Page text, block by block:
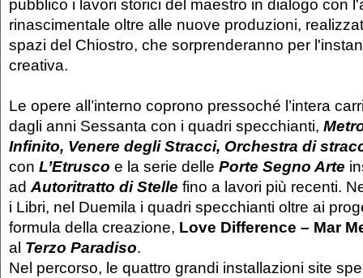
pubblico i lavori storici del maestro in dialogo con
rinascimentale oltre alle nuove produzioni,
spazi del Chiostro, che sorprenderanno per
creativa.
Le opere all’interno coprono pressoché l’intera
dagli anni Sessanta con i quadri specchianti,
Infinito, Venere degli Stracci, Orchestra di
con L’Etrusco e la serie delle Porte Segno Arte
ad Autoritratto di Stelle fino a lavori più recenti.
i Libri, nel Duemila i quadri specchianti oltre ai
formula della creazione, Love Difference – Mar
al Terzo Paradiso.
Nel percorso, le quattro grandi installazioni site